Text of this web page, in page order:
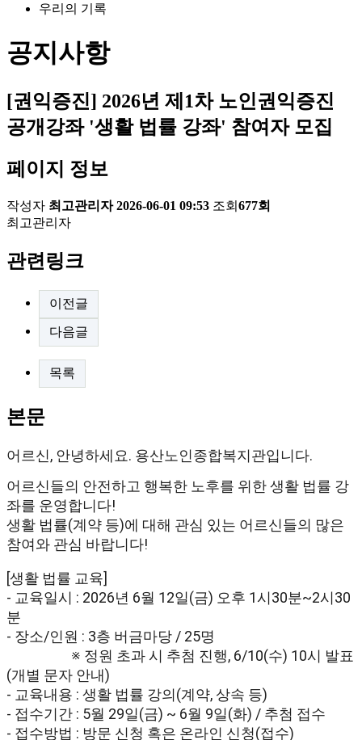
우리의 기록
공지사항
[권익증진] 2026년 제1차 노인권익증진
공개강좌 '생활 법률 강좌' 참여자 모집
페이지 정보
작성자 최고관리자 2026-06-01 09:53 조회 677회
최고관리자
관련링크
이전글
다음글
목록
본문
어르신, 안녕하세요. 용산노인종합복지관입니다.
어르신들의 안전하고 행복한 노후를 위한 생활 법률 강
좌를 운영합니다!
생활 법률(계약 등)에 대해 관심 있는 어르신들의 많은
참여와 관심 바랍니다!
[생활 법률 교육]
- 교육일시 : 2026년 6월 12일(금) 오후 1시30분~2시30
분
- 장소/인원 : 3층 버금마당 / 25명
※ 정원 초과 시 추첨 진행, 6/10(수) 10시 발표
(개별 문자 안내)
- 교육내용 : 생활 법률 강의(계약, 상속 등)
- 접수기간 : 5월 29일(금) ~ 6월 9일(화) / 추첨 접수
- 접수방법 : 방문 신청 혹은 온라인 신청(접수)